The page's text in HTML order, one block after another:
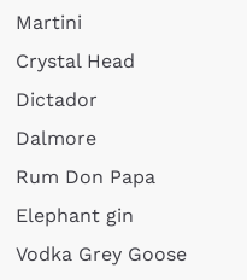
Martini
Crystal Head
Dictador
Dalmore
Rum Don Papa
Elephant gin
Vodka Grey Goose